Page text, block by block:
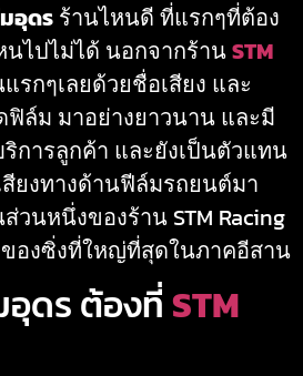
อุดร ร้านไหนดี ที่แรกๆที่ต้อง
นไปไม่ได้ นอกจากร้านSTM
รกๆเลยด้วยชื่อเสียง และ
ล์ม มาอย่างยาวนาน และมี
การลูกค้า และยังเป็นตัวแทน
ยงทางด้านฟีล์มรถยนต์มา
วนหนึ่งของร้าน STM Racing
องซิ่งที่ใหญ่ที่สุดในภาคอีสาน
ดร ต้องที่STM